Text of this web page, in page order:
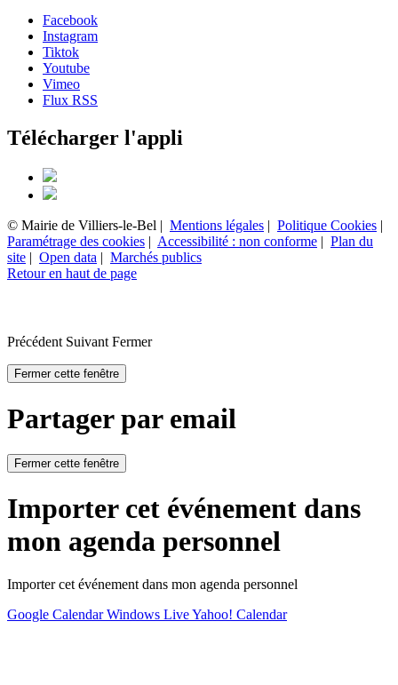
Facebook
Instagram
Tiktok
Youtube
Vimeo
Flux RSS
Télécharger l'appli
© Mairie de Villiers-le-Bel | Mentions légales | Politique Cookies |
Paramétrage des cookies | Accessibilité : non conforme | Plan du
site | Open data | Marchés publics
Retour en haut de page
Précédent Suivant Fermer
Fermer cette fenêtre
Partager par email
Fermer cette fenêtre
Importer cet événement dans
mon agenda personnel
Importer cet événement dans mon agenda personnel
Google CalendarWindows LiveYahoo! Calendar